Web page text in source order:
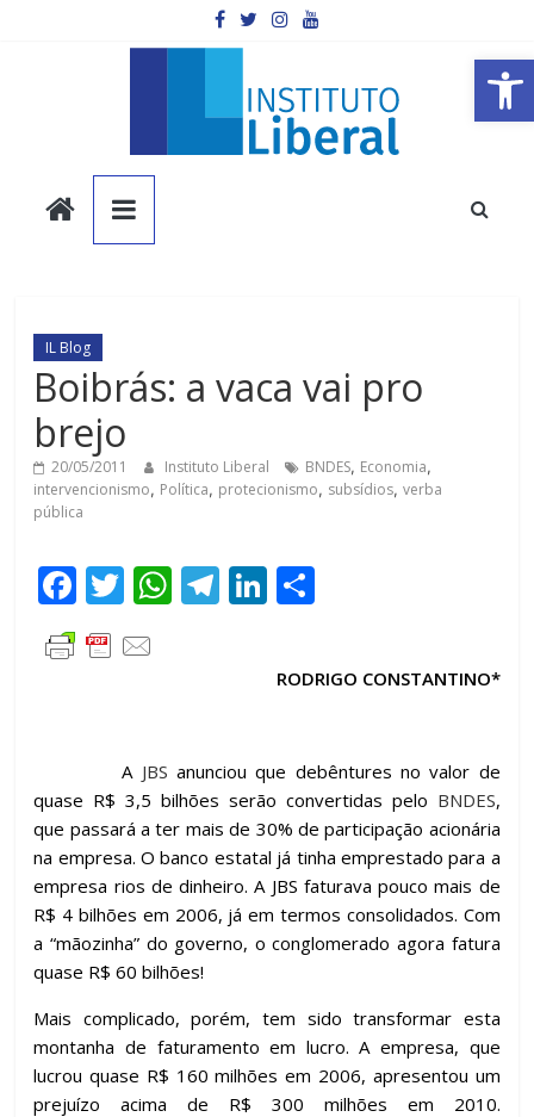
Barra de Ferramentas Aberta
Instituto
Liberal
é
a
parte
mais
importante
da
sociedade.
IL Blog
Boibrás: a vaca vai pro
brejo
20/05/2011 Instituto Liberal BNDES, Economia,
intervencionismo, Política, protecionismo, subsídios,verba
pública
F
ac
e
k
T
w
itt
W
p
p
T
m
Li
k
e
n
m
p
til
h
ar
RODRIGO CONSTANTINO*
A JBS anunciou que debêntures no valor de
quase R$ 3,5 bilhões serão convertidas pelo BNDES,
que passará a ter mais de 30% de participação acionária
na empresa. O banco estatal já tinha emprestado para a
empresa rios de dinheiro. A JBS faturava pouco mais de
R$ 4 bilhões em 2006, já em termos consolidados. Com
a “mãozinha” do governo, o conglomerado agora fatura
quase R$ 60 bilhões!
Mais complicado, porém, tem sido transformar esta
montanha de faturamento em lucro. A empresa, que
lucrou quase R$ 160 milhões em 2006, apresentou um
prejuízo acima de R$ 300 milhões em 2010.